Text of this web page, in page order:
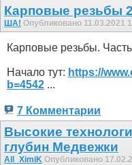
Карповые резьбы
ША! Опубликовано 11.03.2021
Карповые резьбы.
Начало тут: https://
b=4542 ...
7 Комментарии
Высокие
глубин Медвежки
All_XimiK Опубликовано